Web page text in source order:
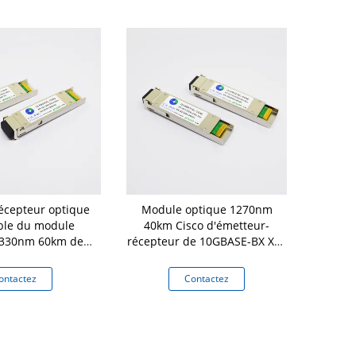
optique
du module
60km de
Module optique 1270nm
40km Cisco d'émetteur-
récepteur de 10GBASE-BX XFP
Contactez